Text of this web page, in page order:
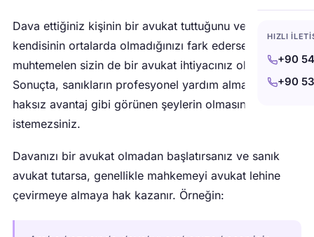
HIZLI
+90
+90
Dava ettiğiniz kişinin bir avukat tuttuğunu ve
kendisinin ortalarda olmadığınızı fark ederseniz,
muhtemelen sizin de bir avukat ihtiyacınız olacaktır.
Sonuçta, sanıkların profesyonel yardım almasını
haksız avantaj gibi görünen şeylerin olmasını
istemezsiniz.
Davanızı bir avukat olmadan başlatırsanız ve sanık
avukat tutarsa, genellikle mahkemeyi avukat lehine
çevirmeye almaya hak kazanır. Örneğin: